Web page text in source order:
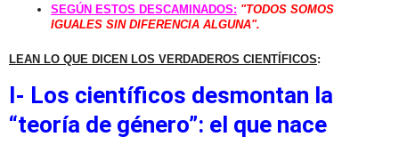
SEGÚN ESTOS DESCAMINADOS: "TODOS SOMOS
IGUALES SIN DIFERENCIA ALGUNA".
LEAN LO QUE DICEN LOS VERDADEROS CIENTÍFICOS:
I- Los científicos desmontan la
“teoría de género”: el que nace